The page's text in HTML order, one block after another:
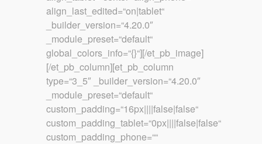
align_last_edited=“on|tablet“
_builder_version=“4.20.0″
_module_preset=“default“
global_colors_info=“{}“][/et_pb_image]
[/et_pb_column][et_pb_column
type=“3_5″ _builder_version=“4.20.0″
_module_preset=“default“
custom_padding=“16px||||false|false“
custom_padding_tablet=“0px||||false|false“
custom_padding_phone=““